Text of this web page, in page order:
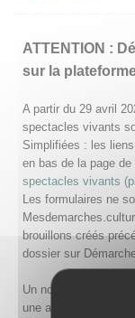
ATTENTION :
sur la
A partir du 29 avril
spectacles vivants
Simplifiées : les
en bas de la page de
spectacles vivants
Les formulaires ne
brouillons créés
dossier sur
Un nouveau compte
une adresse email